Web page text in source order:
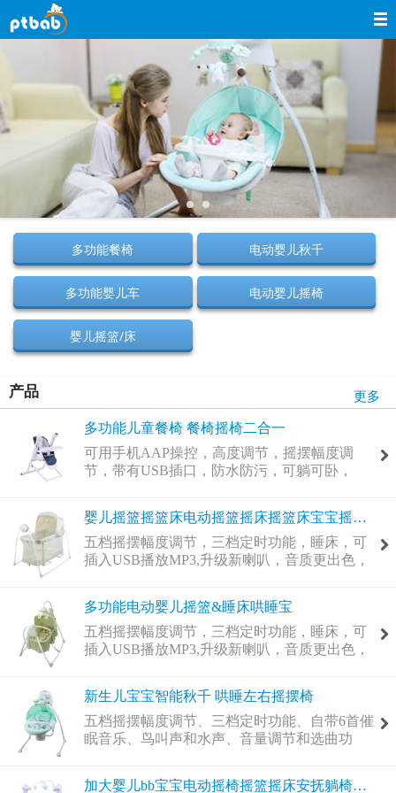
多功能餐椅 电动婴儿秋千
多功能婴儿车 电动婴儿摇椅
婴儿摇篮/床
产品 更多
多功能儿童餐椅 餐椅摇椅二合一
可用手机AAP操控，高度调节，摇摆幅度调
节，带有USB插口，防水防污，可躺可卧，
婴儿摇篮摇篮床电动摇篮摇床摇篮床宝宝摇篮床
五档摇摆幅度调节，三档定时功能，睡床，可
插入USB播放MP3,升级新喇叭，音质更出色，
多功能电动婴儿摇篮&睡床哄睡宝
五档摇摆幅度调节，三档定时功能，睡床，可
插入USB播放MP3,升级新喇叭，音质更出色，
新生儿宝宝智能秋千 哄睡左右摇摆椅
五档摇摆幅度调节、三档定时功能、自带6首催
眠音乐、鸟叫声和水声、音量调节和选曲功
加大婴儿bb宝宝电动摇椅摇篮摇床安抚躺椅摇摇
导航
关于童印
产品介绍
新闻中心
服务支持
网上商城
联系我们
留言反馈